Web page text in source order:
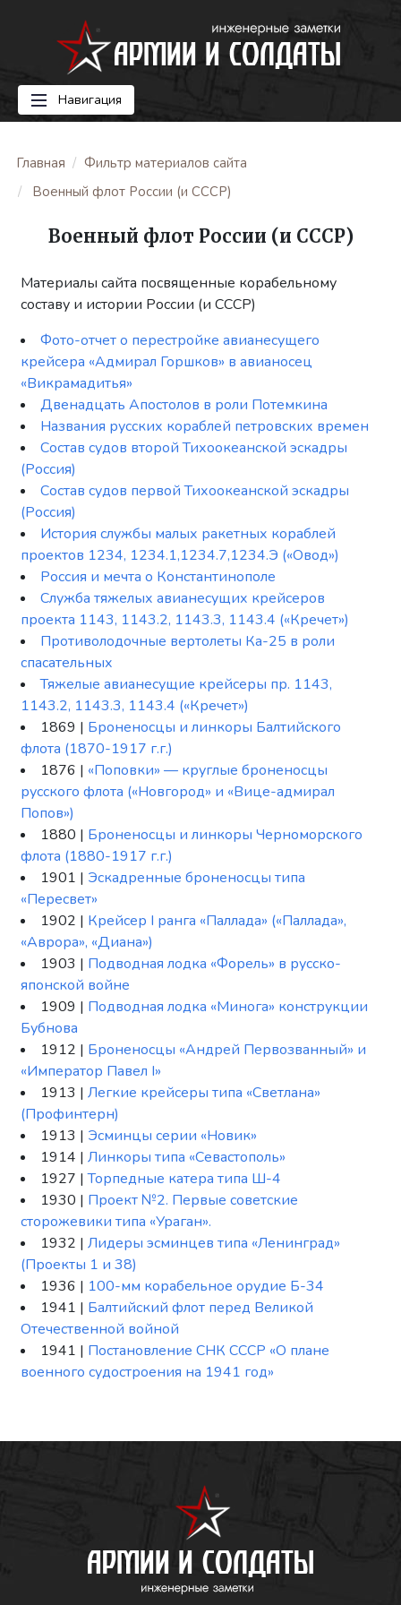
Навигация
Главная
Фильтр материалов сайта
Военный флот России (и СССР)
Военный флот России (и СССР)
Материалы сайта посвященные корабельному
составу и истории России (и СССР)
Фото-отчет о перестройке авианесущего
крейсера «Адмирал Горшков» в авианосец
«Викрамадитья»
Двенадцать Апостолов в роли Потемкина
Названия русских кораблей петровских времен
Состав судов второй Тихоокеанской эскадры
(Россия)
Состав судов первой Тихоокеанской эскадры
(Россия)
История службы малых ракетных кораблей
проектов 1234, 1234.1,1234.7,1234.Э («Овод»)
Россия и мечта о Константинополе
Служба тяжелых авианесущих крейсеров
проекта 1143, 1143.2, 1143.3, 1143.4 («Кречет»)
Противолодочные вертолеты Ка-25 в роли
спасательных
Тяжелые авианесущие крейсеры пр. 1143,
1143.2, 1143.3, 1143.4 («Кречет»)
1869 | Броненосцы и линкоры Балтийского
флота (1870-1917 г.г.)
1876 | «Поповки» — круглые броненосцы
русского флота («Новгород» и «Вице-адмирал
Попов»)
1880 | Броненосцы и линкоры Черноморского
флота (1880-1917 г.г.)
1901 | Эскадренные броненосцы типа
«Пересвет»
1902 | Крейсер I ранга «Паллада» («Паллада»,
«Аврора», «Диана»)
1903 | Подводная лодка «Форель» в русско-
японской войне
1909 | Подводная лодка «Минога» конструкции
Бубнова
1912 | Броненосцы «Андрей Первозванный» и
«Император Павел I»
1913 |Легкие крейсеры типа «Светлана»
(Профинтерн)
1913 | Эсминцы серии «Новик»
1914 |Линкоры типа «Севастополь»
1927 |Торпедные катера типа Ш-4
1930 | Проект №2. Первые советские
сторожевики типа «Ураган».
1932 |Лидеры эсминцев типа «Ленинград»
(Проекты 1 и 38)
1936 | 100-мм корабельное орудие Б-34
1941 | Балтийский флот перед Великой
Отечественной войной
1941 | Постановление СНК СССР «О плане
военного судостроения на 1941 год»